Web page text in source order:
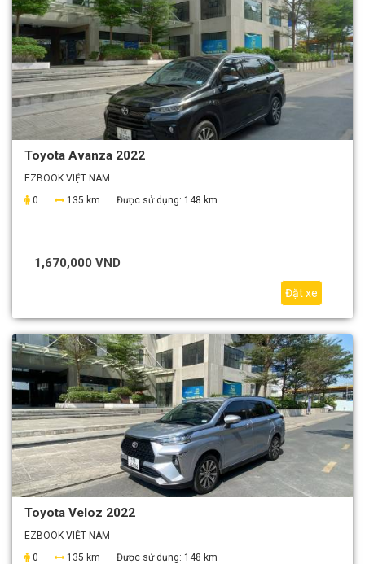
Toyota Avanza 2022
EZBOOK VIỆT NAM
0
135 km Được sử dụng: 148 km
1,670,000 VND
Đặt xe
Toyota Veloz 2022
EZBOOK VIỆT NAM
0
135 km Được sử dụng: 148 km